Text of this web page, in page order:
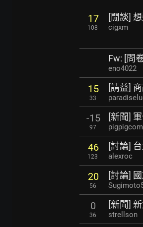
17
108
[閒談]
cigxm
Fw: [問
eno4022
15
33
[請益]
-15
97
[新聞]
46
123
[討論]
alexroc
20
56
[討論]
0
36
[新聞]
strellson